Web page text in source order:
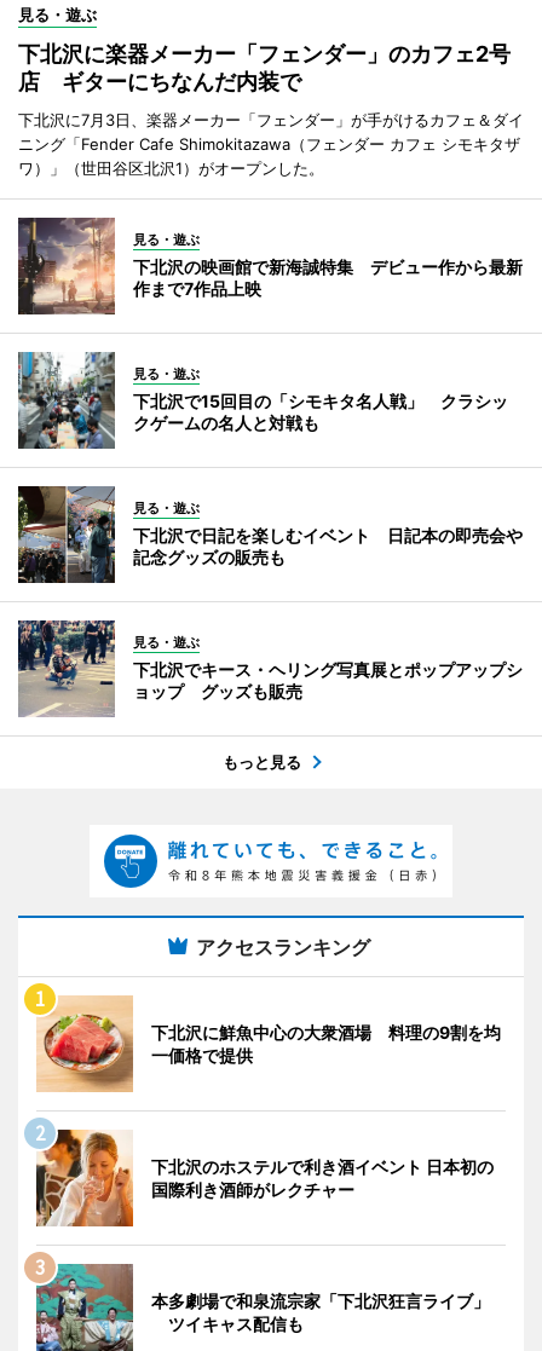
見る・遊ぶ
下北沢に楽器メーカー「フェンダー」のカフェ2号
店 ギターにちなんだ内装で
下北沢に7月3日、楽器メーカー「フェンダー」が手がけるカフェ＆ダイ
ニング「Fender Cafe Shimokitazawa（フェンダー カフェ シモキタザ
ワ）」（世田谷区北沢1）がオープンした。
見る・遊ぶ
下北沢の映画館で新海誠特集 デビュー作から最新
作まで7作品上映
見る・遊ぶ
下北沢で15回目の「シモキタ名人戦」 クラシッ
クゲームの名人と対戦も
見る・遊ぶ
下北沢で日記を楽しむイベント 日記本の即売会や
記念グッズの販売も
見る・遊ぶ
下北沢でキース・ヘリング写真展とポップアップシ
ョップ グッズも販売
もっと見る
アクセスランキング
下北沢に鮮魚中心の大衆酒場 料理の9割を均
一価格で提供
下北沢のホステルで利き酒イベント 日本初の
国際利き酒師がレクチャー
本多劇場で和泉流宗家「下北沢狂言ライブ」
ツイキャス配信も